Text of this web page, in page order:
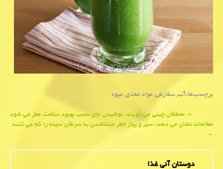
برچسب‌ها:آب,سفارش,مواد مغذی,میوه
navigation
←محققان چینی می گویند؛ نوشیدن چای سبب بهبود سلامت مغز می شود
مطالعات نشان می دهد؛ سیر و پیاز خطر مبتلاشدن به سرطان سینه را كم می كنند
→
دوستان آنی غذا